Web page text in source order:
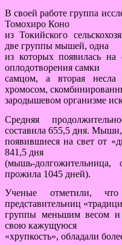
В своей работе группа
Томохиро Коно
из Токийского
две группы мышей, одна
из которых появилась на
оплодотворения самки
самцом, а вторая
хромосом,
зародышевом организме
Средняя
составила 655,5 дня. Мыши,
появившиеся на свет от
841,5 дня
(мышь-долгожительница,
прожила 1045 дней).
Ученые отметили,
представительниц
группы меньшим весом и
свою кажущуюся
«хрупкость», обладали